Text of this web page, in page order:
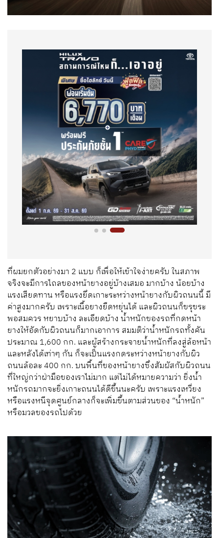
ที่ผมยกตัวอย่างมา 2 แบบ ก็เพื่อให้เข้าใจง่ายครับ ในสภาพ
จริงจะมีการไถลของหน้ายางอยู่บ้างเสมอ มากบ้าง น้อยบ้าง
แรงเสียดทาน หรือแรงยึดเกาะระหว่างหน้ายางกับผิวถนนนี้ มี
ค่าสูงมากครับ เพราะเนื้อยางยืดหยุ่นได้ และผิวถนนก็ขรุขระ
พอสมควร หยาบบ้าง ละเอียดบ้าง น้ำหนักของรถที่กดหน้า
ยางให้อัดกับผิวถนนก็มากเอาการ สมมติว่าน้ำหนักรถทั้งคัน
ประมาณ 1,600 กก. และผู้สร้างกระจายน้ำหนักที่ลงสู่ล้อหน้า
และหลังได้เท่าๆ กัน ก็จะเป็นแรงกดระหว่างหน้ายางกับผิว
ถนนล้อละ 400 กก. บนพื้นที่ของหน้ายางซึ่งสัมผัสกับผิวถนน
ที่ใหญ่กว่าฝ่ามือของเราไม่มาก แต่ไม่ได้หมายความว่า ยิ่งน้ำ
หนักรถมากจะยิ่งเกาะถนนได้ดีขึ้นนะครับ เพราะแรงเหวี่ยง
หรือแรงหนีจุดศูนย์กลางก็จะเพิ่มขึ้นตามส่วนของ “น้ำหนัก”
หรือมวลของรถไปด้วย